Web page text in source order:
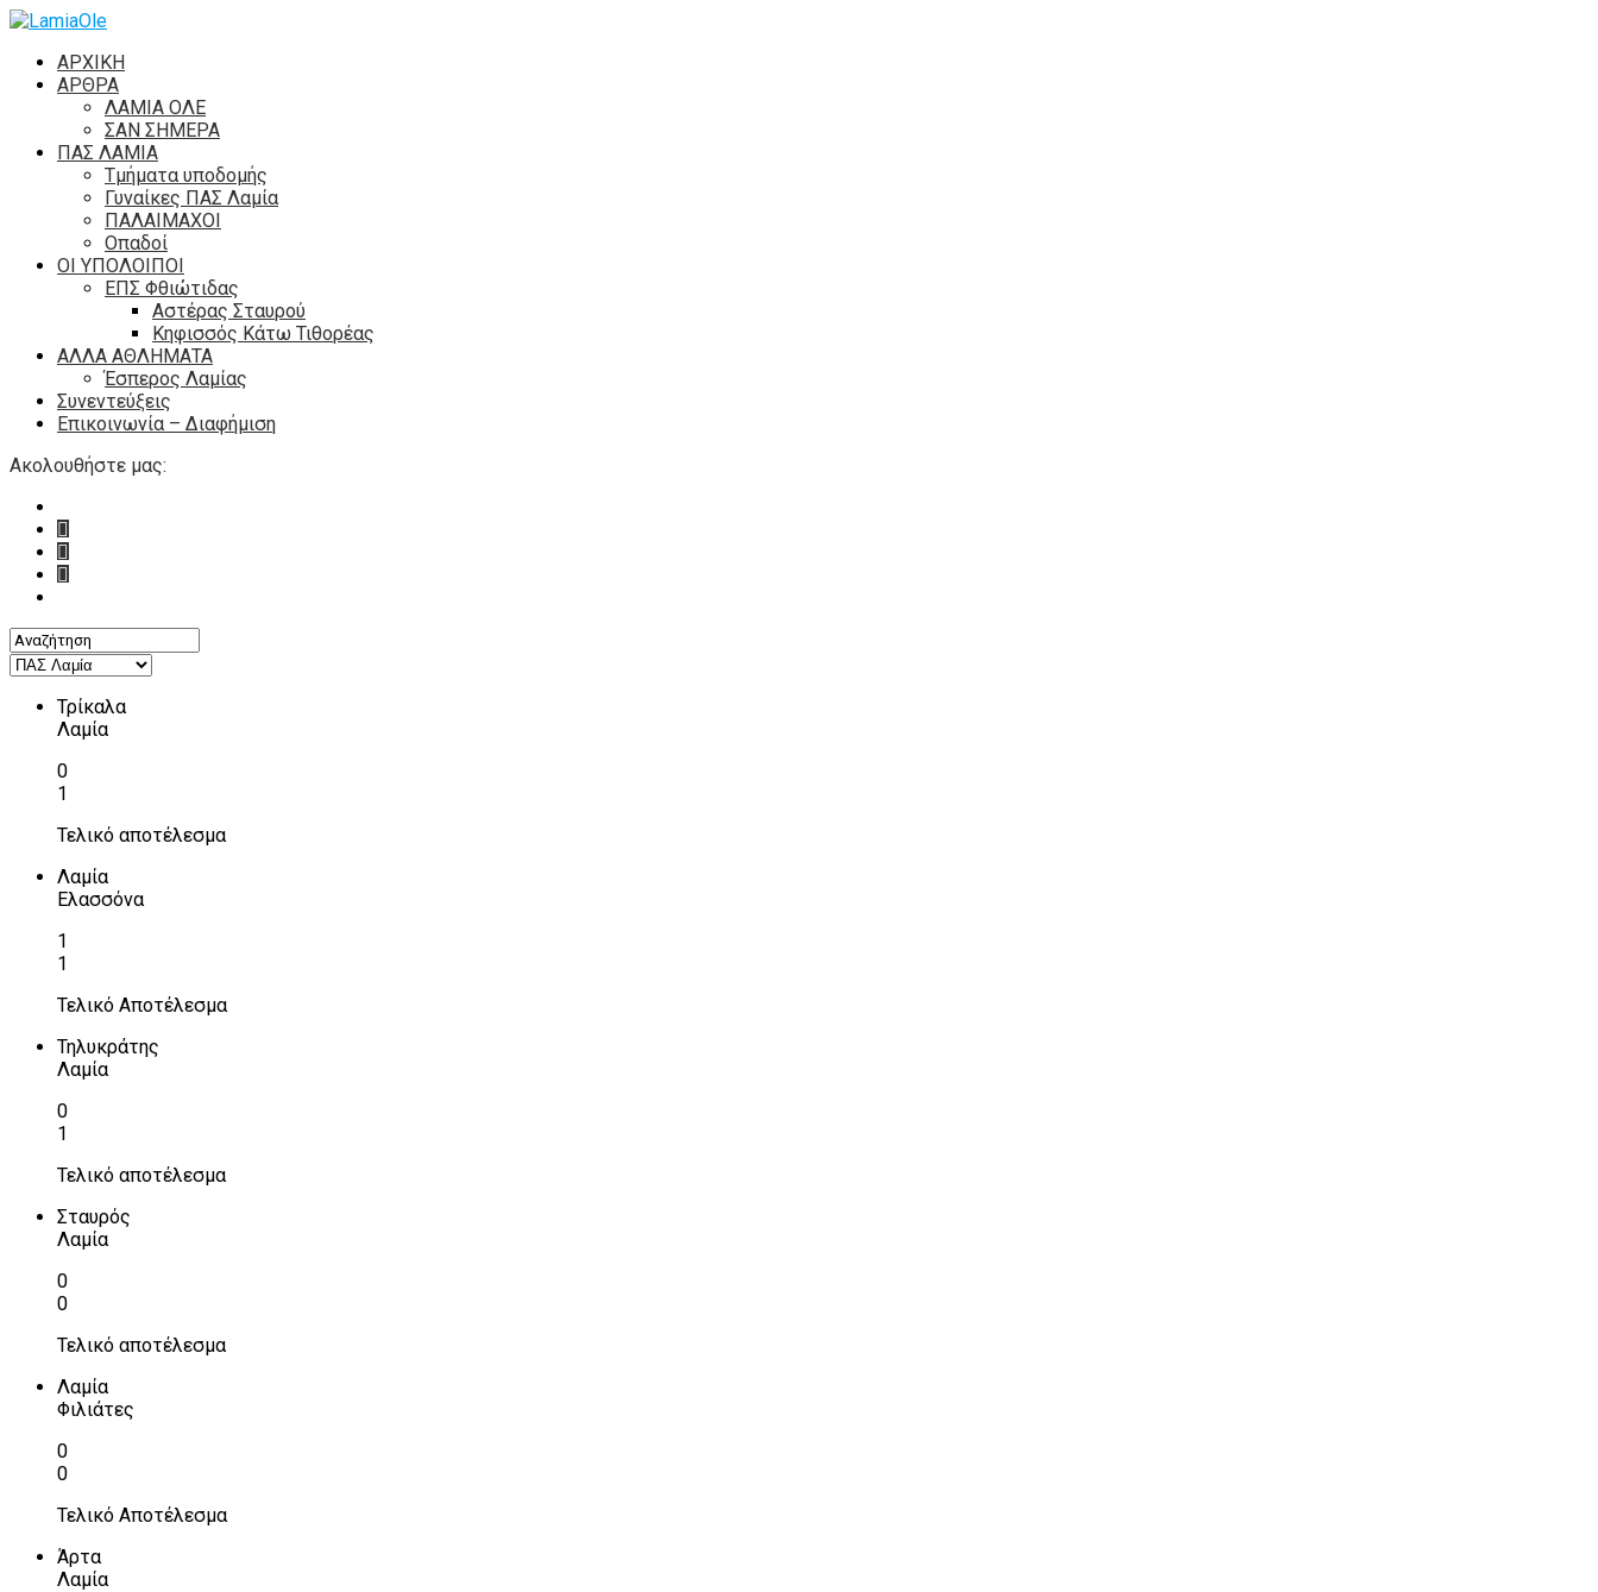
ΑΡΧΙΚΗ
ΑΡΘΡΑ
ΛΑΜΙΑ ΟΛΕ
ΣΑΝ ΣΗΜΕΡΑ
ΠΑΣ ΛΑΜΙΑ
Τμήματα υποδομής
Γυναίκες ΠΑΣ Λαμία
ΠΑΛΑΙΜΑΧΟΙ
Οπαδοί
ΟΙ ΥΠΟΛΟΙΠΟΙ
ΕΠΣ Φθιώτιδας
Αστέρας Σταυρού
Κηφισσός Κάτω Τιθορέας
ΑΛΛΑ ΑΘΛΗΜΑΤΑ
Έσπερος Λαμίας
Συνεντεύξεις
Επικοινωνία – Διαφήμιση
Ακολουθήστε μας:
Τρίκαλα
Λαμία
0
1
Τελικό αποτέλεσμα
Λαμία
Ελασσόνα
1
1
Τελικό Αποτέλεσμα
Τηλυκράτης
Λαμία
0
1
Τελικό αποτέλεσμα
Σταυρός
Λαμία
0
0
Τελικό αποτέλεσμα
Λαμία
Φιλιάτες
0
0
Τελικό Αποτέλεσμα
Άρτα
Λαμία